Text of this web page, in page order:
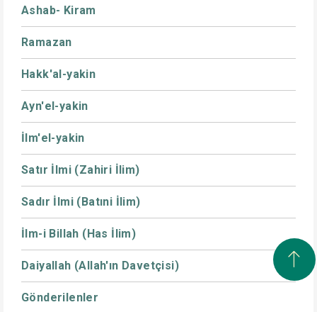
Ashab- Kiram
Ramazan
Hakk'al-yakin
Ayn'el-yakin
İlm'el-yakin
Satır İlmi (Zahiri İlim)
Sadır İlmi (Batıni İlim)
İlm-i Billah (Has İlim)
Daiyallah (Allah'ın Davetçisi)
Gönderilenler